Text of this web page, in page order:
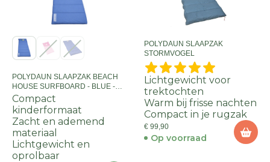
POLYDAUN SLAAPZAK BEACH
HOUSE SURFBOARD - BLUE -
70X160
Compact
kinderformaat
Zacht en ademend
materiaal
Lichtgewicht en
oprolbaar
POLYDAUN SLAAPZAK
STORMVOGEL
Lichtgewicht voor
trektochten
Warm bij frisse nachten
Compact in je rugzak
€ 99,90
Op voorraad